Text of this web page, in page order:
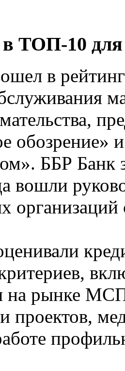
ТОП-10 для
в
обозрение»
ББР Банк
вошли
на рынке
проектов,